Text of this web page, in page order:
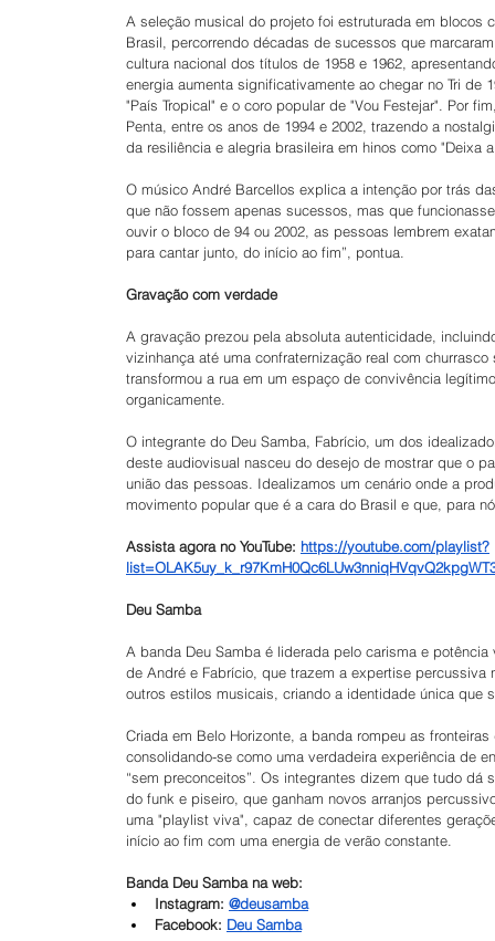
A seleção musical do projeto foi estruturada em
Brasil, percorrendo décadas de sucessos que
cultura nacional dos títulos de 1958 e 1962,
energia aumenta significativamente ao chegar no Tri
"País Tropical" e o coro popular de "Vou Festejar". Por
Penta, entre os anos de 1994 e 2002, trazendo a
da resiliência e alegria brasileira em hinos como "Deixa
O músico André Barcellos explica a intenção por trás
que não fossem apenas sucessos, mas que
ouvir o bloco de 94 ou 2002, as pessoas lembrem
para cantar junto, do início ao fim”, pontua.
Gravação com verdade
A gravação prezou pela absoluta autenticidade,
vizinhança até uma confraternização real com
transformou a rua em um espaço de convivência
organicamente.
O integrante do Deu Samba, Fabrício, um dos
deste audiovisual nasceu do desejo de mostrar que o
união das pessoas. Idealizamos um cenário onde a
movimento popular que é a cara do Brasil e que, para
Assista agora no YouTube: https://youtube.com/playlist?
Deu Samba
A banda Deu Samba é liderada pelo carisma e
de André e Fabrício, que trazem a expertise
outros estilos musicais, criando a identidade única que
Criada em Belo Horizonte, a banda rompeu as
consolidando-se como uma verdadeira experiência de
“sem preconceitos”. Os integrantes dizem que tudo
do funk e piseiro, que ganham novos arranjos
uma "playlist viva", capaz de conectar diferentes
início ao fim com uma energia de verão constante.
Banda Deu Samba na web:
Instagram: @deusamba
Facebook: Deu Samba